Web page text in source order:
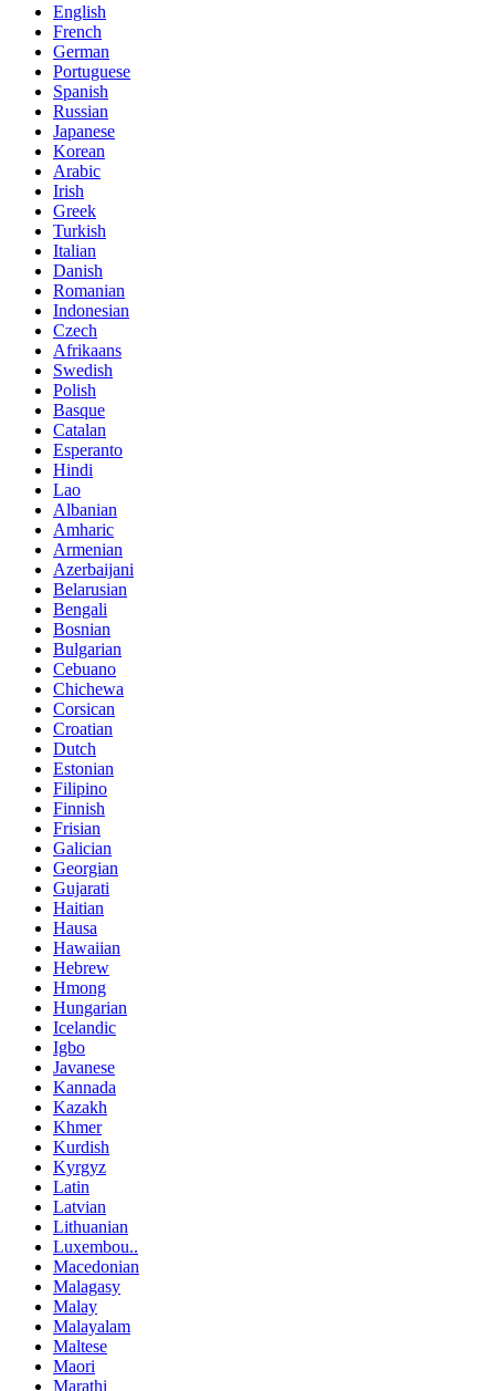
English
French
German
Portuguese
Spanish
Russian
Japanese
Korean
Arabic
Irish
Greek
Turkish
Italian
Danish
Romanian
Indonesian
Czech
Afrikaans
Swedish
Polish
Basque
Catalan
Esperanto
Hindi
Lao
Albanian
Amharic
Armenian
Azerbaijani
Belarusian
Bengali
Bosnian
Bulgarian
Cebuano
Chichewa
Corsican
Croatian
Dutch
Estonian
Filipino
Finnish
Frisian
Galician
Georgian
Gujarati
Haitian
Hausa
Hawaiian
Hebrew
Hmong
Hungarian
Icelandic
Igbo
Javanese
Kannada
Kazakh
Khmer
Kurdish
Kyrgyz
Latin
Latvian
Lithuanian
Luxembou..
Macedonian
Malagasy
Malay
Malayalam
Maltese
Maori
Marathi